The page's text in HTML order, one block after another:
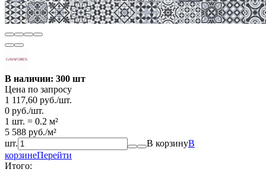
В наличии: 300 шт
Цена по запросу
1 117,60 руб./шт.
0 руб./шт.
1 шт. = 0.2 м²
5 588 руб./м²
шт.
В корзинуВ
корзинеПерейти
Итого: